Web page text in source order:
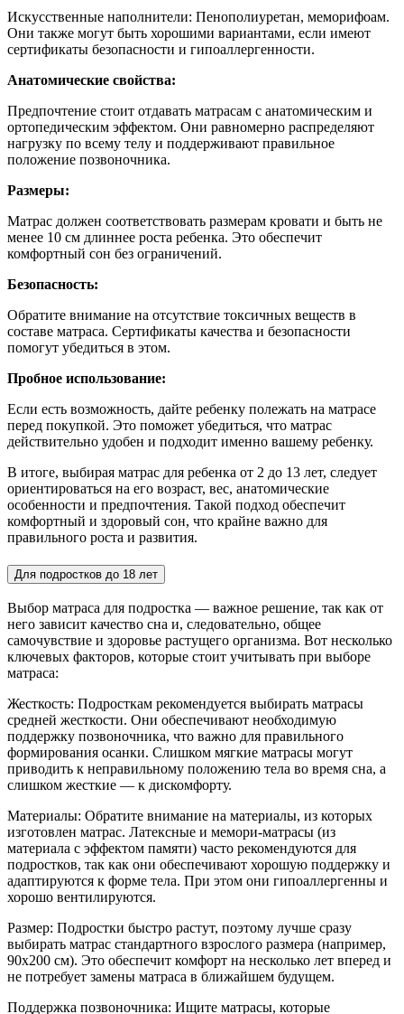
Искусственные наполнители: Пенополиуретан, меморифоам.
Они также могут быть хорошими вариантами, если имеют
сертификаты безопасности и гипоаллергенности.
Анатомические свойства:
Предпочтение стоит отдавать матрасам с анатомическим и
ортопедическим эффектом. Они равномерно распределяют
нагрузку по всему телу и поддерживают правильное
положение позвоночника.
Размеры:
Матрас должен соответствовать размерам кровати и быть не
менее 10 см длиннее роста ребенка. Это обеспечит
комфортный сон без ограничений.
Безопасность:
Обратите внимание на отсутствие токсичных веществ в
составе матраса. Сертификаты качества и безопасности
помогут убедиться в этом.
Пробное использование:
Если есть возможность, дайте ребенку полежать на матрасе
перед покупкой. Это поможет убедиться, что матрас
действительно удобен и подходит именно вашему ребенку.
В итоге, выбирая матрас для ребенка от 2 до 13 лет, следует
ориентироваться на его возраст, вес, анатомические
особенности и предпочтения. Такой подход обеспечит
комфортный и здоровый сон, что крайне важно для
правильного роста и развития.
Для подростков до 18 лет
Выбор матраса для подростка — важное решение, так как от
него зависит качество сна и, следовательно, общее
самочувствие и здоровье растущего организма. Вот несколько
ключевых факторов, которые стоит учитывать при выборе
матраса:
Жесткость: Подросткам рекомендуется выбирать матрасы
средней жесткости. Они обеспечивают необходимую
поддержку позвоночника, что важно для правильного
формирования осанки. Слишком мягкие матрасы могут
приводить к неправильному положению тела во время сна, а
слишком жесткие — к дискомфорту.
Материалы: Обратите внимание на материалы, из которых
изготовлен матрас. Латексные и мемори-матрасы (из
материала с эффектом памяти) часто рекомендуются для
подростков, так как они обеспечивают хорошую поддержку и
адаптируются к форме тела. При этом они гипоаллергенны и
хорошо вентилируются.
Размер: Подростки быстро растут, поэтому лучше сразу
выбирать матрас стандартного взрослого размера (например,
90x200 см). Это обеспечит комфорт на несколько лет вперед и
не потребует замены матраса в ближайшем будущем.
Поддержка позвоночника: Ищите матрасы, которые